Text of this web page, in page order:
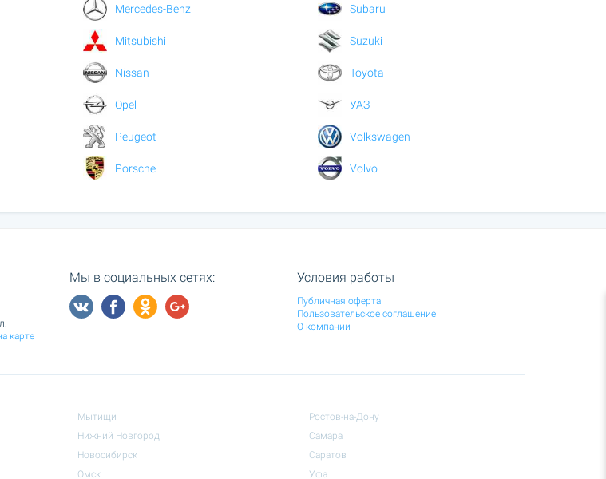
Mercedes-Benz
Mitsubishi
Nissan
Opel
Peugeot
Porsche
Subaru
Suzuki
Toyota
УАЗ
Volkswagen
Volvo
карте
Мы в социальных сетях: Условия работы
Публичная оферта
Пользовательское соглашение
О компании
Мытищи
Нижний Новгород
Новосибирск
Омск
Ростов-на-Дону
Самара
Саратов
Уфа